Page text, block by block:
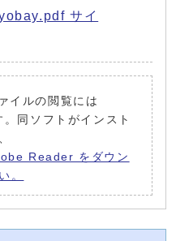
サイ
イルの閲覧には
同ソフトがインスト
Reader をダウン
。